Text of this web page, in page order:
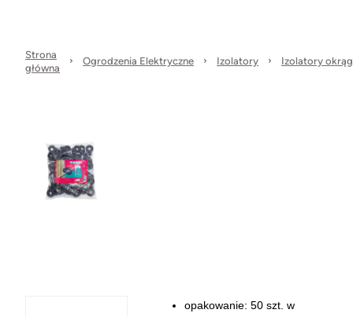
Strona
główna
Ogrodzenia Elektryczne Izolatory Izolatory
opakowanie: 50 szt. w